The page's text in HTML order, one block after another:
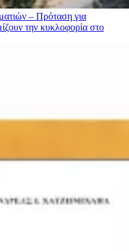
– Πρόταση για
την κυκλοφορία στο